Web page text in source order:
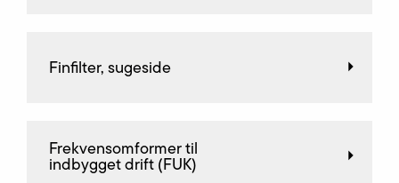
Finfilter, sugeside
Frekvensomformer til
indbygget drift (FUK)